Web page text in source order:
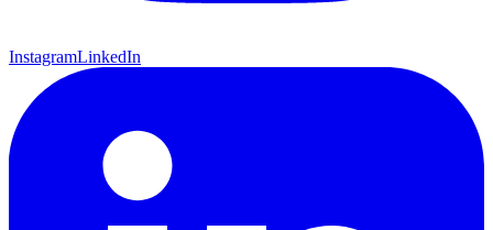
InstagramLinkedIn